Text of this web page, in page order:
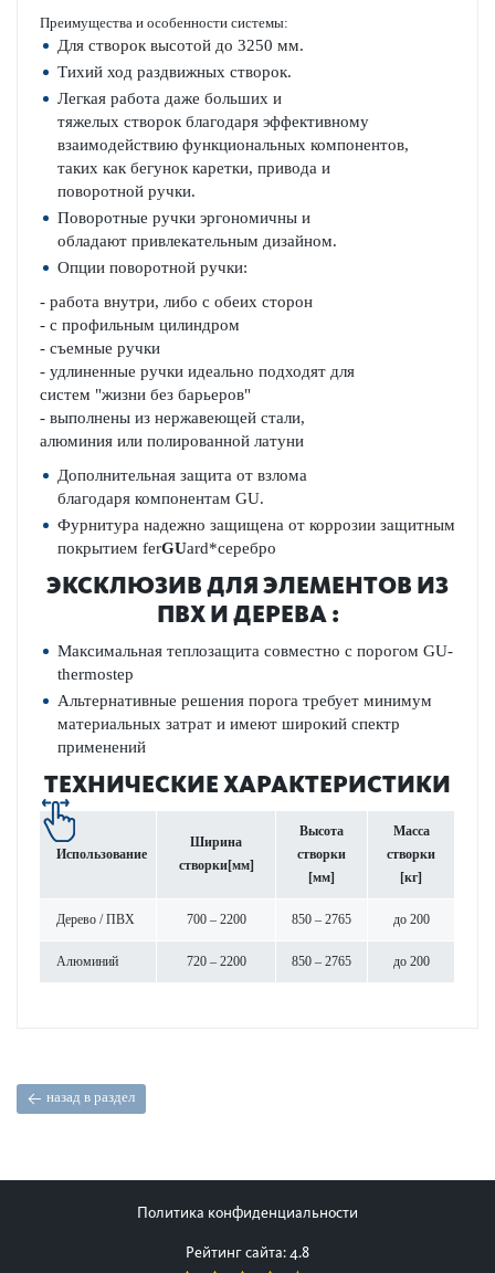
Преимущества и особенности системы:
Для створок высотой до 3250 мм.
Тихий ход раздвижных створок.
Легкая работа даже больших и
тяжелых створок благодаря эффективному
взаимодействию функциональных компонентов,
таких как бегунок каретки, привода и
поворотной ручки.
Поворотные ручки эргономичны и
обладают привлекательным дизайном.
Опции поворотной ручки:
- работа внутри, либо с обеих сторон
- с профильным цилиндром
- съемные ручки
- удлиненные ручки идеально подходят для
систем "жизни без барьеров"
- выполнены из нержавеющей стали,
алюминия или полированной латуни
Дополнительная защита от взлома
благодаря компонентам GU.
Фурнитура надежно защищена от коррозии защитным
покрытием fer­GUard*серебро
ЭКСКЛЮЗИВ ДЛЯ ЭЛЕМЕНТОВ ИЗ
ПВХ И ДЕРЕВА :
Максимальная теплозащита совместно с ­порогом GU-
ther­mostep
Альтернативные решения порога требует минимум
материальных затрат и имеют широкий спектр
применений
ТЕХНИЧЕСКИЕ ХАРАКТЕРИСТИКИ
Использование
Ширина
створки[мм]
Высота
створки
[мм]
Масса
створки
[кг]
Дерево / ПВХ 700 – 2200 850 – 2765 до 200
Алюминий 720 – 2200 850 – 2765 до 200
назад в раздел
Политика конфиденциальности
Рейтинг сайта: 4.8